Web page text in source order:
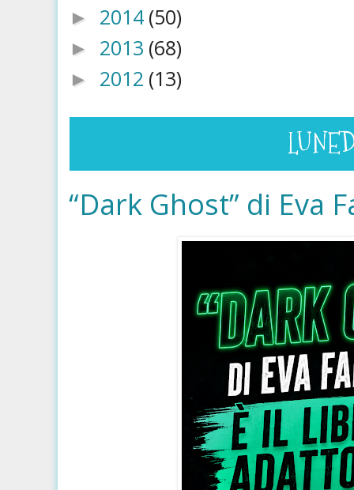
► 2014 (50)
► 2013 (68)
► 2012 (13)
“Dark Ghost” di Eva